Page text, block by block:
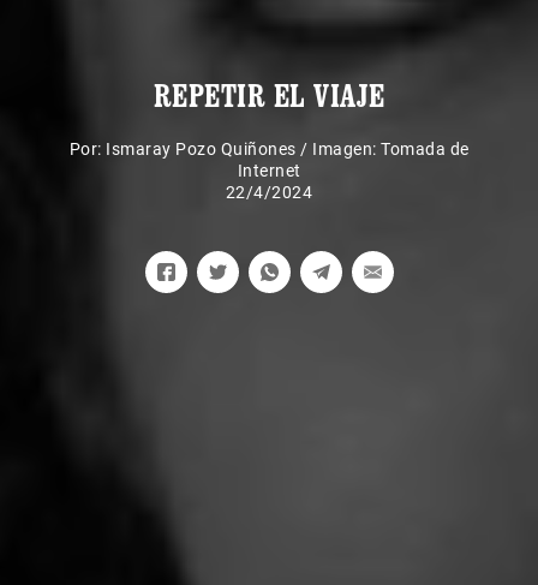
REPETIR EL VIAJE
Por: Ismaray Pozo Quiñones / Imagen: Tomada de
Internet
22/4/2024